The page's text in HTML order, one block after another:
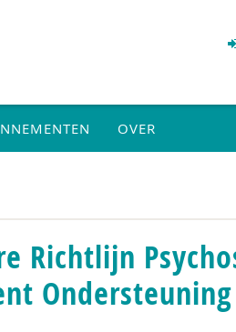
OVER
Richtlijn